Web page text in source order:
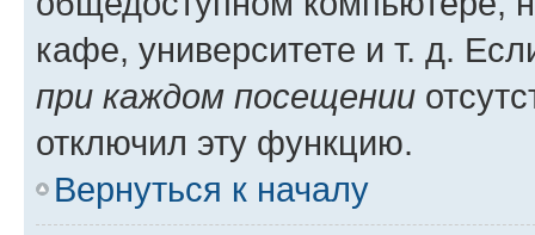
кафе, университете и т. д.
при каждом посещении
отключил эту функцию.
Вернуться к началу